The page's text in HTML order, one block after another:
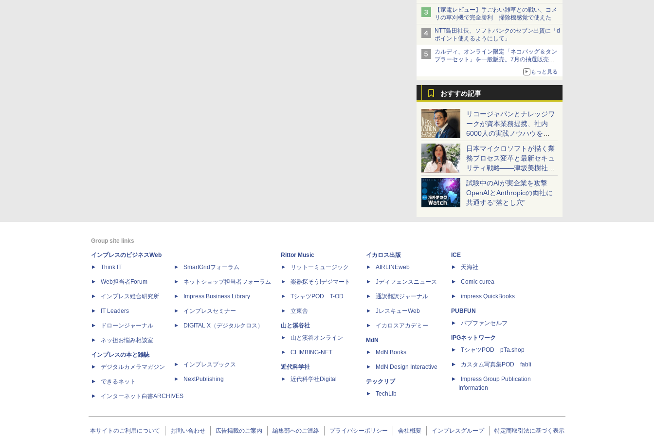
【家電レビュー】手ごわい雑草との戦い、コメ
リの草刈機で完全勝利 掃除機感覚で使えた
NTT島田社長、ソフトバンクのセブン出資に「d
ポイント使えるようにして」
カルディ、オンライン限定「ネコバッグ＆タン
ブラーセット」を一般販売。7月の抽選販売の
もっと見る
おすすめ記事
リコージャパンとナレッジワ
ークが資本業務提携、社内
6000人の実践ノウハウを生
かした「AI商談記録 for
RICOH」を展開へ
日本マイクロソフトが描く業
務プロセス変革と最新セキュ
リティ戦略――津坂美樹社長
が2027年度戦略を説明
試験中のAIが実企業を攻撃
OpenAIとAnthropicの両社に
共通する“落とし穴”
Group site links
インプレスのビジネスWeb
Think IT
Web担当者Forum
インプレス総合研究所
IT Leaders
ドローンジャーナル
ネッ担お悩み相談室
インプレスの本と雑誌
デジタルカメラマガジン
できるネット
インターネット白書ARCHIVES
SmartGridフォーラム
ネットショップ担当者フォーラム
Impress Business Library
インプレスセミナー
DIGITAL X（デジタルクロス）
インプレスブックス
NextPublishing
Rittor Music
リットーミュージック
楽器探そう!デジマート
TシャツPOD T-OD
立東舎
山と溪谷社
山と溪谷オンライン
CLIMBING-NET
近代科学社
近代科学社Digital
イカロス出版
AIRLINEweb
Jディフェンスニュース
通訳翻訳ジャーナル
JレスキューWeb
イカロスアカデミー
MdN
MdN Books
MdN Design Interactive
テックリブ
TechLib
ICE
天海社
Comic curea
impress QuickBooks
PUBFUN
パブファンセルフ
IPGネットワーク
TシャツPOD pTa.shop
カスタム写真集POD fabli
Impress Group Publication
Information
本サイトのご利用について お問い合わせ 広告掲載のご案内 編集部へのご連絡 プライバシーポリシー 会社概要 インプレスグループ 特定商取引法に基づく表示